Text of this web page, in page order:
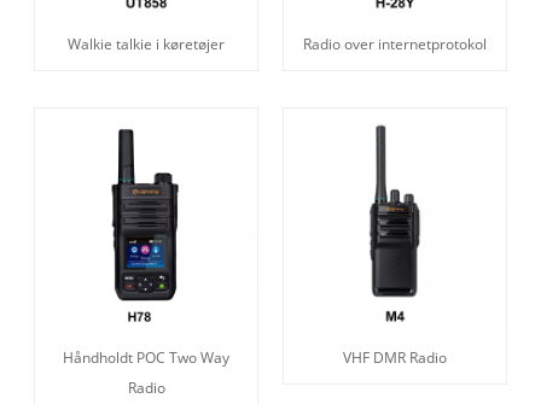
Walkie talkie i køretøjer Radio over internetprotokol
Håndholdt POC Two Way
Radio
VHF DMR Radio